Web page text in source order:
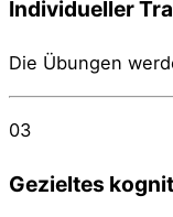
Individueller
Die Übungen
03
Gezieltes